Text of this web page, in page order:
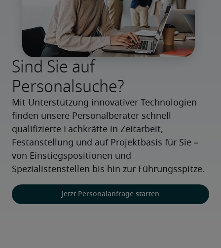
Sind Sie auf
Personalsuche?
Mit Unterstützung innovativer Technologien
finden unsere Personalberater schnell
qualifizierte Fachkräfte in Zeitarbeit,
Festanstellung und auf Projektbasis für Sie –
von Einstiegspositionen und
Spezialistenstellen bis hin zur Führungsspitze.
Jetzt Personalanfrage starten